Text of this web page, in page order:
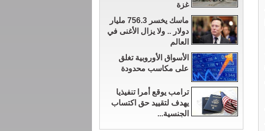
غزة
ماسك يخسر 756.3 مليار
دولار .. ولا يزال الأغنى في
العالم
الأسواق الأوروبية تغلق
على مكاسب محدودة
ترامب يوقع أمرا تنفيذيا
يهدف لتقييد حق اكتساب
الجنسية...